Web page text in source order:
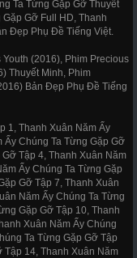
Ta Từng Gặp Gỡ Thuyết
Gỡ Full HD, Thanh
Đẹp Phụ Đề Tiếng Việt.
(2016), Phim Precious
Thuyết Minh, Phim
Bản Đẹp Phụ Đề Tiếng
1, Thanh Xuân Năm Ấy
Ấy Chúng Ta Từng Gặp Gỡ
Tập 4, Thanh Xuân Năm
Ấy Chúng Ta Từng Gặp
Gỡ Tập 7, Thanh Xuân
Năm Ấy Chúng Ta Từng
Gặp Gỡ Tập 10, Thanh
Xuân Năm Ấy Chúng
Ta Từng Gặp Gỡ Tập
Tập 14, Thanh Xuân Năm